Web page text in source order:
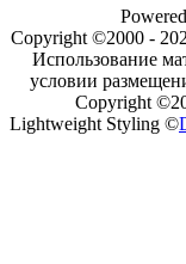
Copyright ©2000 -
Использование
условии
Copyright
Lightweight Styling ©